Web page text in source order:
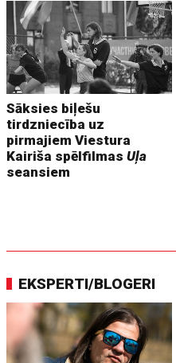
Sāksies biļešu
tirdzniecība uz
pirmajiem Viestura
Kairiša spēlfilmasUļa
seansiem
EKSPERTI/BLOGERI